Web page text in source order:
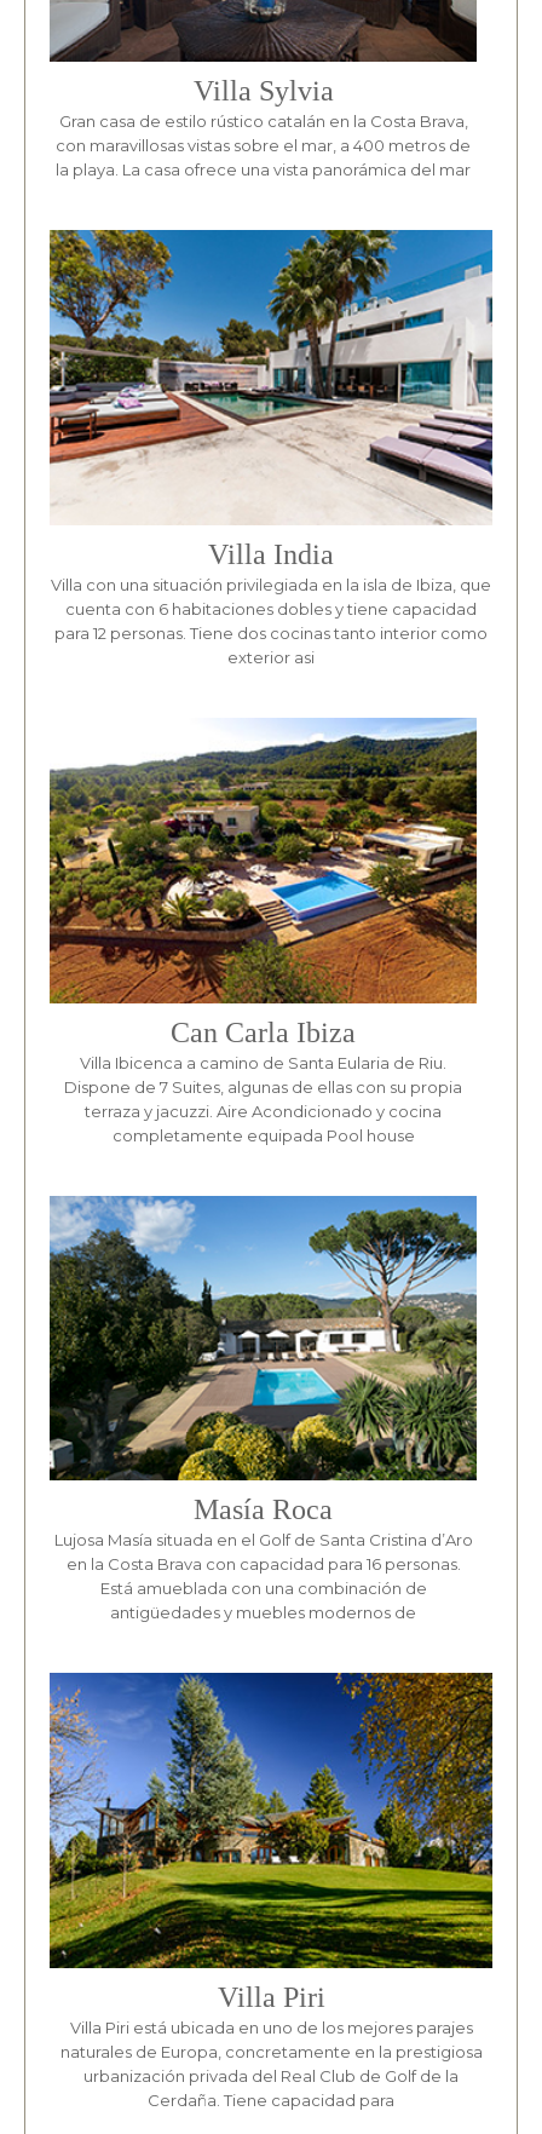
Villa Sylvia
Gran casa de estilo rústico catalán en la Costa Brava,
con maravillosas vistas sobre el mar, a 400 metros de
la playa. La casa ofrece una vista panorámica del mar
Villa India
Villa con una situación privilegiada en la isla de Ibiza, que
cuenta con 6 habitaciones dobles y tiene capacidad
para 12 personas. Tiene dos cocinas tanto interior como
exterior asi
Can Carla Ibiza
Villa Ibicenca a camino de Santa Eularia de Riu.
Dispone de 7 Suites, algunas de ellas con su propia
terraza y jacuzzi. Aire Acondicionado y cocina
completamente equipada Pool house
Masía Roca
Lujosa Masía situada en el Golf de Santa Cristina d’Aro
en la Costa Brava con capacidad para 16 personas.
Está amueblada con una combinación de
antigüedades y muebles modernos de
Villa Piri
Villa Piri está ubicada en uno de los mejores parajes
naturales de Europa, concretamente en la prestigiosa
urbanización privada del Real Club de Golf de la
Cerdaña. Tiene capacidad para